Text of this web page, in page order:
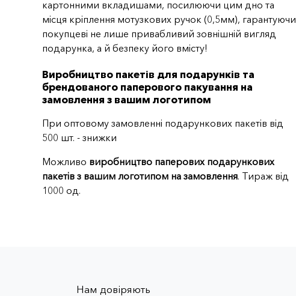
картонними вкладишами, посилюючи цим дно та
місця кріплення мотузкових ручок (0,5мм), гарантуючи
покупцеві не лише привабливий зовнішній вигляд
подарунка, а й безпеку його вмісту!
Виробництво пакетів для подарунків та
брендованого паперового пакування на
замовлення з вашим логотипом
При оптовому замовленні подарункових пакетів від
500 шт. - знижки
Можливо виробництво паперових подарункових
пакетів з вашим логотипом на замовлення. Тираж від
1000 од.
Нам довіряють